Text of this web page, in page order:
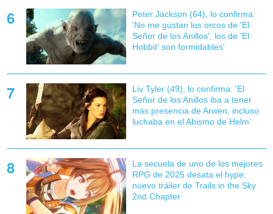
Peter Jackson (64), lo confirma:
'No me gustan los orcos de 'El
Señor de los Anillos', los de 'El
Hobbit' son formidables'
Liv Tyler (49), lo confirma: 'El
Señor de los Anillos iba a tener
más presencia de Arwen, incluso
luchaba en el Abismo de Helm'
La secuela de uno de los mejores
RPG de 2025 desata el hype:
nuevo tráiler de Trails in the Sky
2nd Chapter